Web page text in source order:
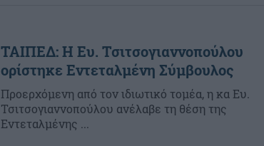
ΤΑΙΠΕΔ: Η Ευ. Τσιτσογιαννοπούλου
ορίστηκε Εντεταλμένη Σύμβουλος
Προερχόμενη από τον ιδιωτικό τομέα, η κα Ευ.
Τσιτσογιαννοπούλου ανέλαβε τη θέση της
Εντεταλμένης ...